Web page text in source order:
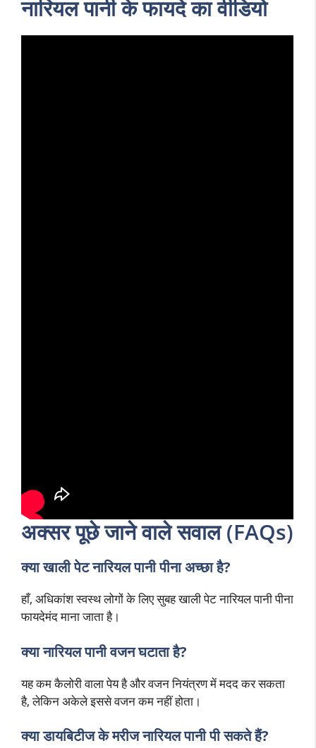
नारियल पानी के फायदे का वीडियो
अक्सर पूछे जाने वाले सवाल (FAQs)
क्या खाली पेट नारियल पानी पीना अच्छा है?
हाँ, अधिकांश स्वस्थ लोगों के लिए सुबह खाली पेट नारियल पानी पीना
फायदेमंद माना जाता है।
क्या नारियल पानी वजन घटाता है?
यह कम कैलोरी वाला पेय है और वजन नियंत्रण में मदद कर सकता
है, लेकिन अकेले इससे वजन कम नहीं होता।
क्या डायबिटीज के मरीज नारियल पानी पी सकते हैं?